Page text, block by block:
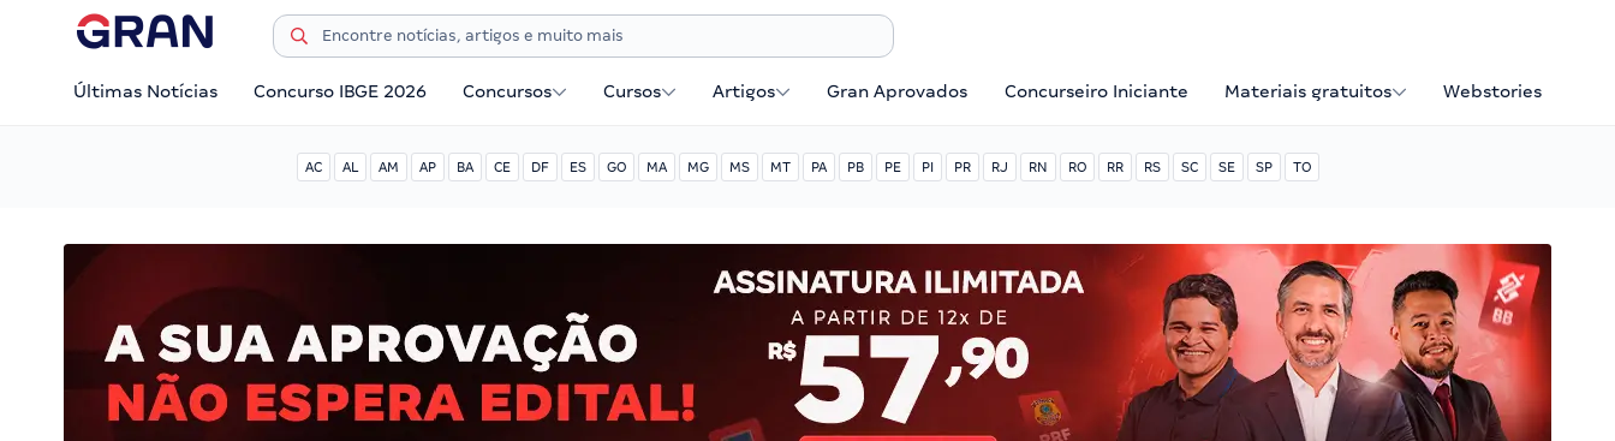
Últimas Notícias Concurso IBGE 2026 Concursos Cursos Artigos Gran Aprovados Concurseiro Iniciante Materiais gratuitos Webstories
AC AL AM AP BA CE DF ES GO MA MG MS MT PA PB PE PI PR RJ RN RO RR RS SC SE SP TO